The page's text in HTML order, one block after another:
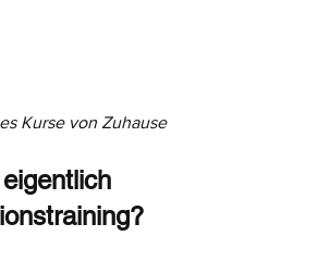
Kurse von Zuhause